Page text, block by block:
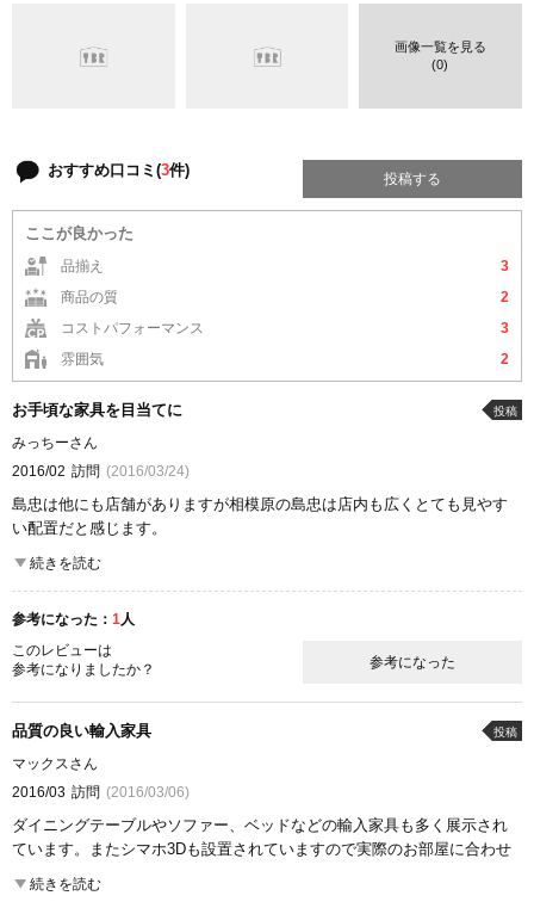
画像一覧を見る
(0)
おすすめ口コミ(3件) 投稿する
ここが良かった
品揃え
3
商品の質
2
コストパフォーマンス
3
雰囲気
2
お手頃な家具を目当てに 投稿
みっちーさん
2016/02 訪問 (2016/03/24)
島忠は他にも店舗がありますが相模原の島忠は店内も広くとても見やす
い配置だと感じます。
リビングボードを見に行きましたが種類も多くガラス扉付きの比較的お
手頃なものを購入することができました。
回ることができました。
ここが良かった
続きを読む
参考になった： 1人
このレビューは
参考になりましたか？
参考になった
品質の良い輸入家具 投稿
マックスさん
2016/03 訪問 (2016/03/06)
ダイニングテーブルやソファー、ベッドなどの輸入家具も多く展示され
ています。またシマホ3Dも設置されていますので実際のお部屋に合わせ
たシミュレーションが出来て良いです。ホームセンターなので家具の他
にも色々な商品も一度に購入でき便利です。
続きを読む